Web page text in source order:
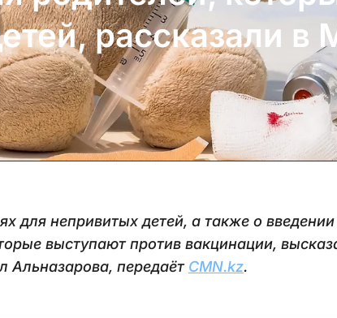
рассказали в
для непривитых детей, а также о
выступают против вакцинации,
Альназарова, передаёт CMN.kz.